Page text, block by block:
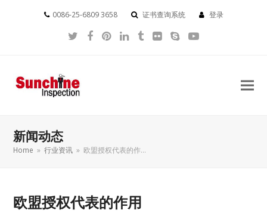
0086-25-6809 3658 证书查询系统 登录
Twitter
Facebook
Pinterest
LinkedIn
Tumblr
FlickrSkypeYouTube
新闻动态
Home » 行业资讯 » 欧盟授权代表的作…
欧盟授权代表的作用